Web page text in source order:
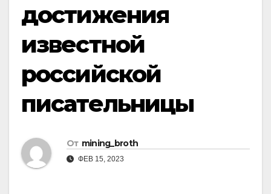
достижения
известной
российской
писательницы
От mining_broth
ФЕВ 15, 2023